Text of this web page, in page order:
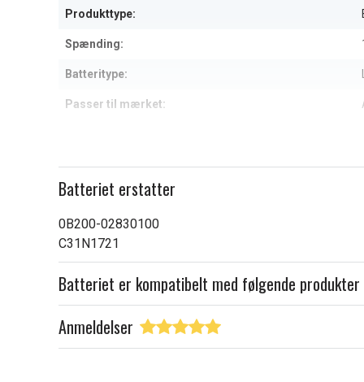
Produkttype:
Spænding:
Batteritype:
Passer til mærket:
Batteriet erstatter
0B200-02830100
C31N1721
Batteriet er kompatibelt med følgende produkter
Anmeldelser